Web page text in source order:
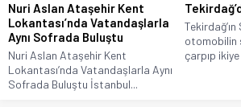
Nuri Aslan Ataşehir Kent
Lokantası’nda Vatandaşlarla
Aynı Sofrada Buluştu
Nuri Aslan Ataşehir Kent
Lokantası’nda Vatandaşlarla Aynı
Sofrada Buluştu İstanbul...
otomobilin
çarpıp